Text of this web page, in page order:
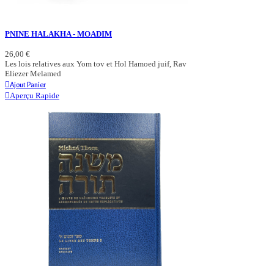
PNINE HALAKHA - MOADIM
26,00 €
Les lois relatives aux Yom tov et Hol Hamoed juif, Rav
Eliezer Melamed
Ajout Panier
Aperçu Rapide